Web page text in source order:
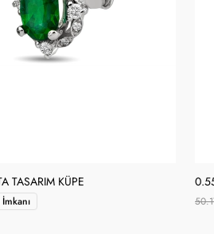
TASARIM KÜPE